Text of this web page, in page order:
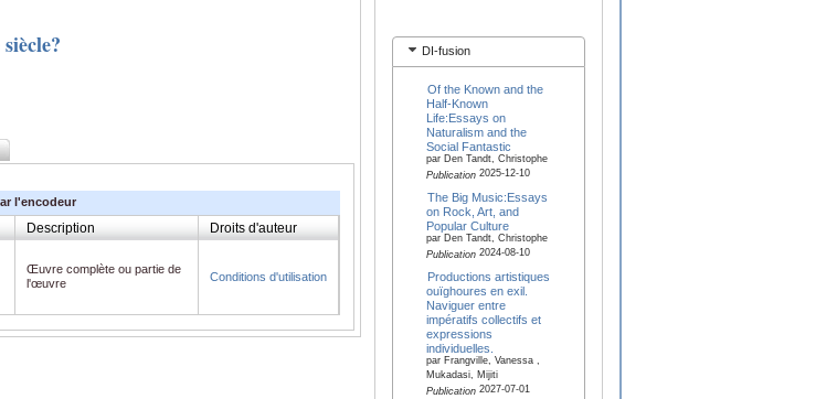
l'encodeur
Description Droits d'auteur
Œuvre complète ou partie de
l'œuvre
Conditions d'utilisation
DI-fusion
Of the Known and the
Half-Known
Life:Essays on
Naturalism and the
Social Fantastic
par Den Tandt, Christophe
Publication2025-12-10
The Big Music:Essays
on Rock, Art, and
Popular Culture
par Den Tandt, Christophe
Publication2024-08-10
Productions artistiques
ouïghoures en exil.
Naviguer entre
impératifs collectifs et
expressions
individuelles.
par Frangville, Vanessa ,
Mukadasi, Mijiti
Publication2027-07-01